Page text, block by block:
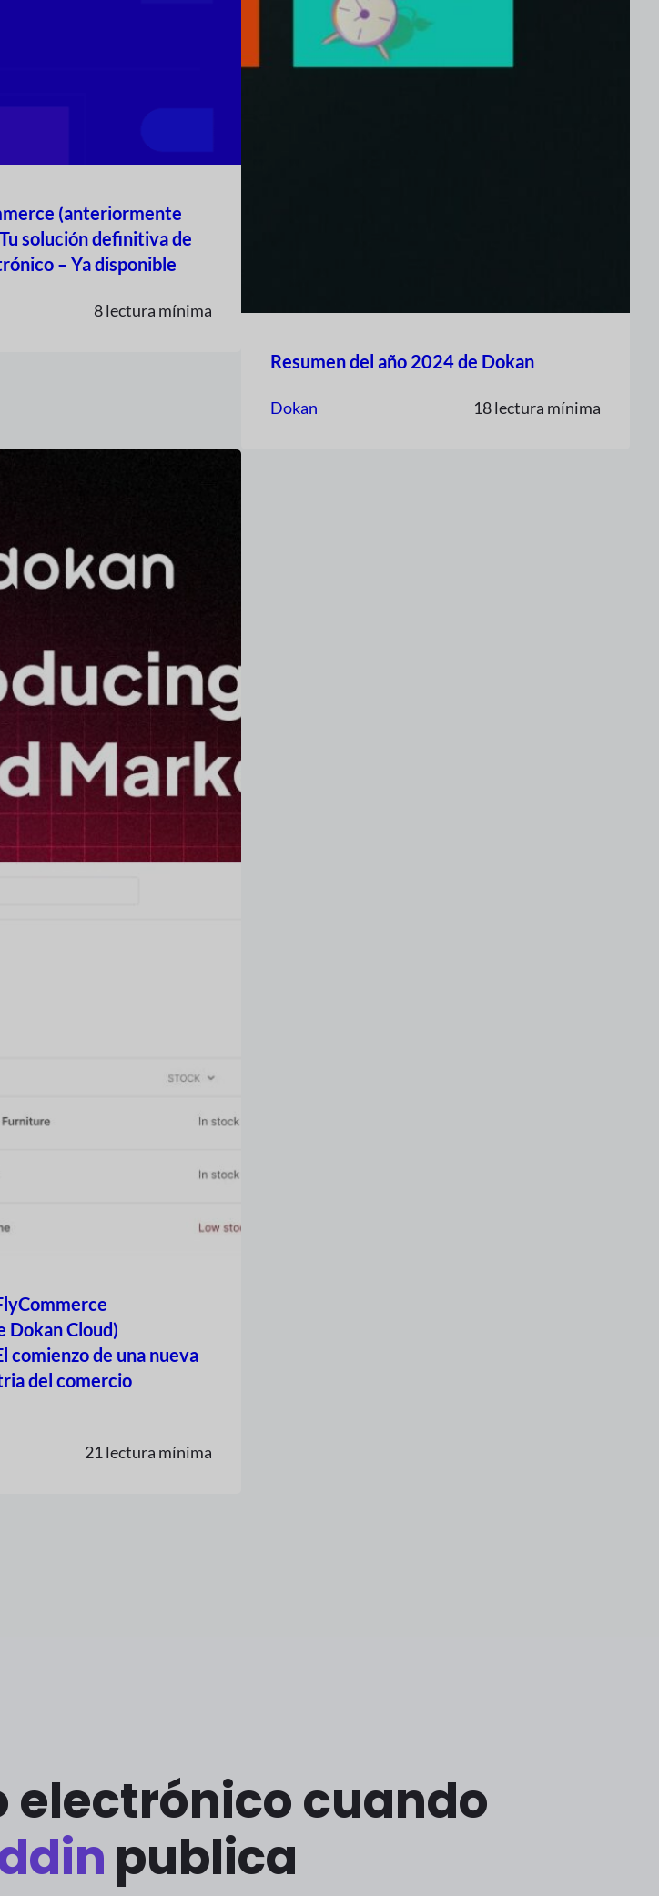
(anteriormente
solución definitiva de
– Ya disponible
8 lectura mínima
Resumen del año 2024 de Dokan
Dokan 18 lectura mínima
Dokan Cloud)
comienzo de una nueva
del comercio
21 lectura mínima
electrónico cuando
publica